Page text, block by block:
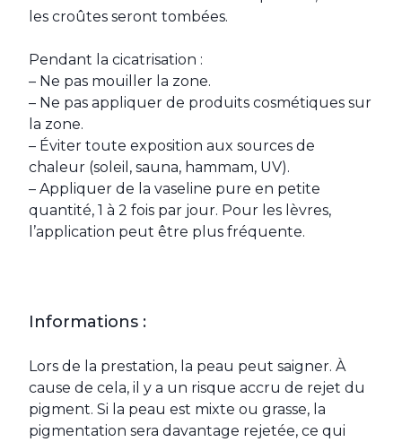
les croûtes seront tombées.
Pendant la cicatrisation :
– Ne pas mouiller la zone.
– Ne pas appliquer de produits cosmétiques sur
la zone.
– Éviter toute exposition aux sources de
chaleur (soleil, sauna, hammam, UV).
– Appliquer de la vaseline pure en petite
quantité, 1 à 2 fois par jour. Pour les lèvres,
l’application peut être plus fréquente.
Informations :
Lors de la prestation, la peau peut saigner. À
cause de cela, il y a un risque accru de rejet du
pigment. Si la peau est mixte ou grasse, la
pigmentation sera davantage rejetée, ce qui